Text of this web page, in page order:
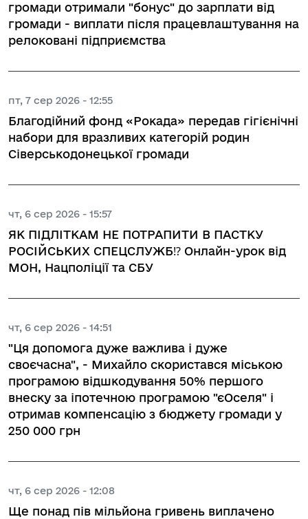
громади отримали "бонус" до зарплати від
громади - виплати після працевлаштування на
релоковані підприємства
пт, 7 сер 2026 - 12:55
Благодійний фонд «Рокада» передав гігієнічні
набори для вразливих категорій родин
Сіверськодонецької громади
чт, 6 сер 2026 - 15:57
ЯК ПІДЛІТКАМ НЕ ПОТРАПИТИ В ПАСТКУ
РОСІЙСЬКИХ СПЕЦСЛУЖБ⁉️ Онлайн-урок від
МОН, Нацполіції та СБУ
чт, 6 сер 2026 - 14:51
"Ця допомога дуже важлива і дуже
своєчасна", - Михайло скористався міською
програмою відшкодування 50% першого
внеску за іпотечною програмою "єОселя" і
отримав компенсацію з бюджету громади у
250 000 грн
чт, 6 сер 2026 - 12:08
Ще понад пів мільйона гривень виплачено